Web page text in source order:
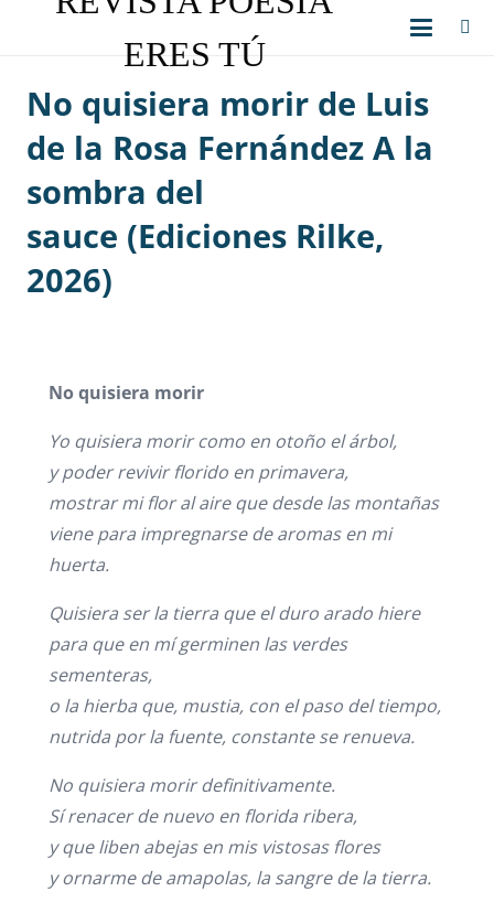
ERES TÚ
No quisiera morir de Luis
de la Rosa Fernández A la
sombra del
sauce (Ediciones Rilke,
2026)
No quisiera morir
Yo quisiera morir como en otoño elárbol,
y poder revivir florido en primavera,
mostrar mi flor al aire que desde las montañas
viene para impregnarse de aromas en mi
huerta.
Quisiera ser la tierra que el duro arado hiere
para que en mí germinen las verdes
sementeras,
o la hierba que, mustia, con el paso del tiempo,
nutrida por la fuente, constante se renueva.
No quisiera morir definitivamente.
Sí renacer de nuevo en florida ribera,
y que liben abejas en mis vistosas flores
y ornarme de amapolas, la sangre de la tierra.